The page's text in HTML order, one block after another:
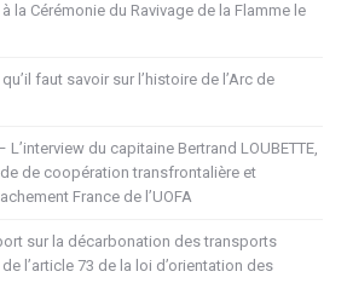
la Cérémonie du Ravivage de la Flamme le
faut savoir sur l’histoire de l’Arc de
L’interview du capitaine Bertrand LOUBETTE,
de coopération transfrontalière et
France de l’UOFA
sur la décarbonation des transports
l’article 73 de la loi d’orientation des